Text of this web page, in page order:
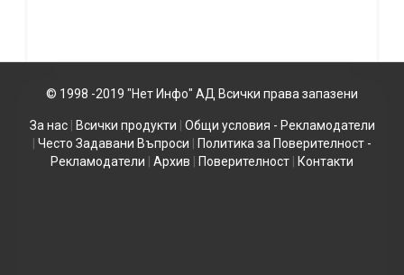
© 1998 -2019 "Нет Инфо" АД Всички права запазени
За нас| Всички продукти
Общи условия - Рекламодатели
Често Задавани Въпроси
Политика за Поверителност -
Рекламодатели
Архив Поверителност Контакти